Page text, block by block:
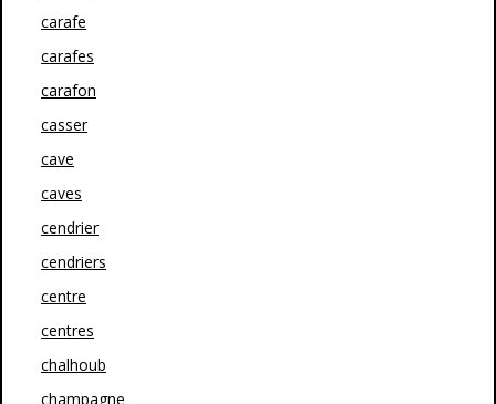
carafe
carafes
carafon
casser
cave
caves
cendrier
cendriers
centre
centres
chalhoub
champagne